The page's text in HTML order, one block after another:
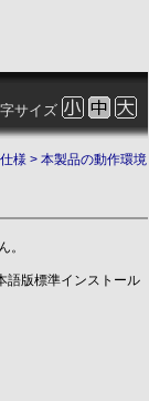
サイズ
様 > 本製品の動作環境
。
語版標準インストール